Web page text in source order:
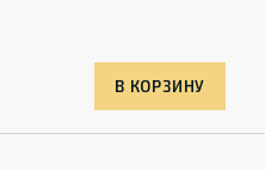
В КОРЗИНУ